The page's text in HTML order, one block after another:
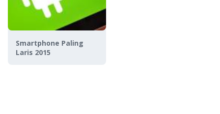
Smartphone Paling
Laris 2015